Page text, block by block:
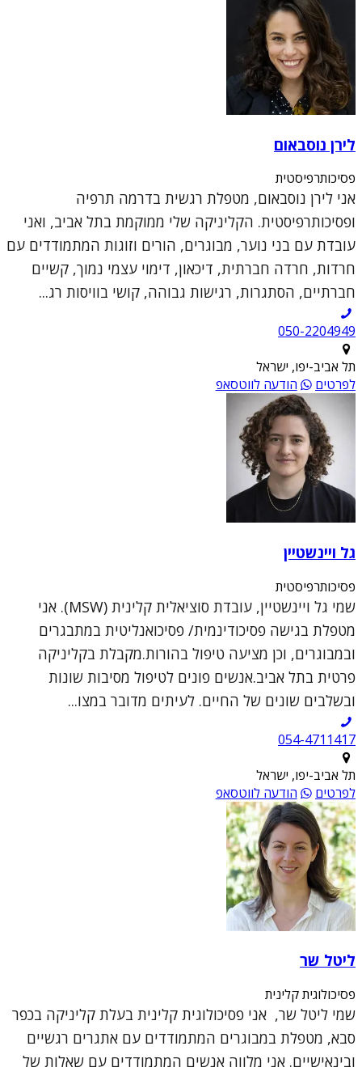
לירן נוסבאום
פסיכותרפיסטית
אני לירן נוסבאום, מטפלת רגשית בדרמה תרפיה
ופסיכותרפיסטית. הקליניקה שלי ממוקמת בתל אביב, ואני
עובדת עם בני נוער, מבוגרים, הורים וזוגות המתמודדים עם
חרדות, חרדה חברתית, דיכאון, דימוי עצמי נמוך, קשיים
חברתיים, הסתגרות, רגישות גבוהה, קושי בוויסות רג...
050-2204949
תל אביב-יפו, ישראל
לפרטים
הודעה לווטסאפ
גל ויינשטיין
פסיכותרפיסטית
שמי גל ויינשטיין, עובדת סוציאלית קלינית (MSW). אני
מטפלת בגישה פסיכודינמית/ פסיכואנליטית במתבגרים
ובמבוגרים, וכן מציעה טיפול בהורות.מקבלת בקליניקה
פרטית בתל אביב.אנשים פונים לטיפול מסיבות שונות
ובשלבים שונים של החיים. לעיתים מדובר במצו...
054-4711417
תל אביב-יפו, ישראל
לפרטים
הודעה לווטסאפ
ליטל שר
פסיכולוגית קלינית
שמי ליטל שר, אני פסיכולוגית קלינית בעלת קליניקה בכפר
סבא, מטפלת במבוגרים המתמודדים עם אתגרים רגשיים
ובינאישיים. אני מלווה אנשים המתמודדים עם שאלות של